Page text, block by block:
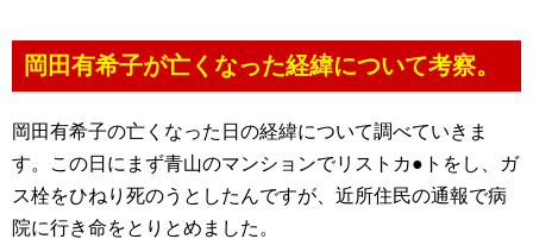
岡田有希子が亡くなった経緯について考察。
岡田有希子の亡くなった日の経緯について調べていきま
す。この日にまず青山のマンションでリストカ●トをし、ガ
ス栓をひねり死のうとしたんですが、近所住民の通報で病
院に行き命をとりとめました。